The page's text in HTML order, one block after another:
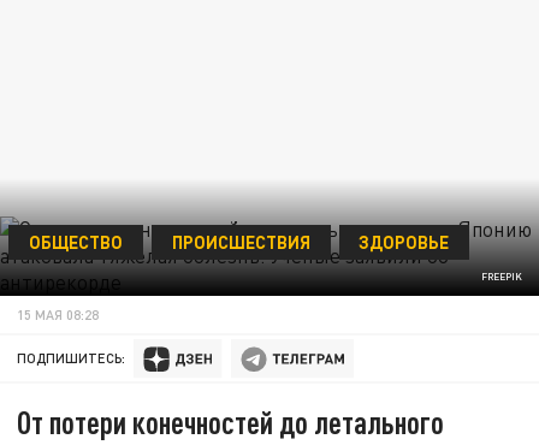
FREEPIK
ОБЩЕСТВО ПРОИСШЕСТВИЯ ЗДОРОВЬЕ
15 МАЯ 08:28
ПОДПИШИТЕСЬ:
От потери конечностей до летального